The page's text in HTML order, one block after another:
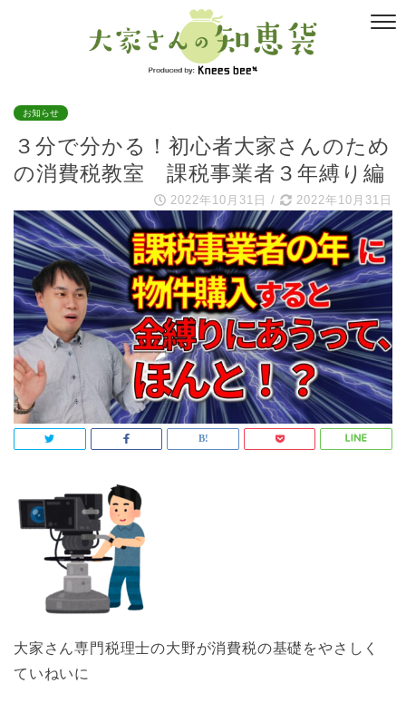
お知らせ
３分で分かる！初心者大家さんのため
の消費税教室 課税事業者３年縛り編
2022年10月31日 / 2022年10月31日
大家さん専門税理士の大野が消費税の基礎をやさしく
ていねいに